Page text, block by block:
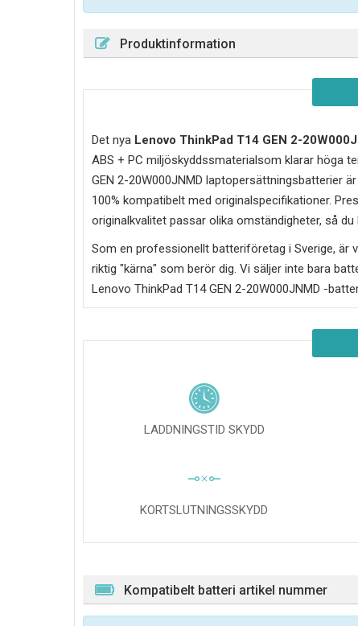
Produktinformation
Det nya Lenovo ThinkPad T14 GEN 2-
ABS + PC miljöskyddssmaterialsom klarar höga
GEN 2-20W000JNMD laptopersättningsbatterier
100% kompatibelt med originalspecifikationer.
originalkvalitet passar olika omständigheter, så
Som en professionellt batteriföretag i Sverige, är
riktig "kärna" som berör dig. Vi säljer inte bara
Lenovo ThinkPad T14 GEN 2-20W000JNMD -
LADDNINGSTID SKYDD
KORTSLUTNINGSSKYDD
Kompatibelt batteri artikel nummer